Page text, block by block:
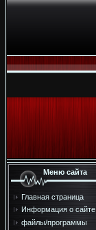
Меню сайта
Главная страница
Информация о сайте
файлы/программы